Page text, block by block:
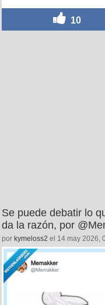
10
Se puede debatir lo
da la razón, por
por kymeloss2 el 14 may 2026,